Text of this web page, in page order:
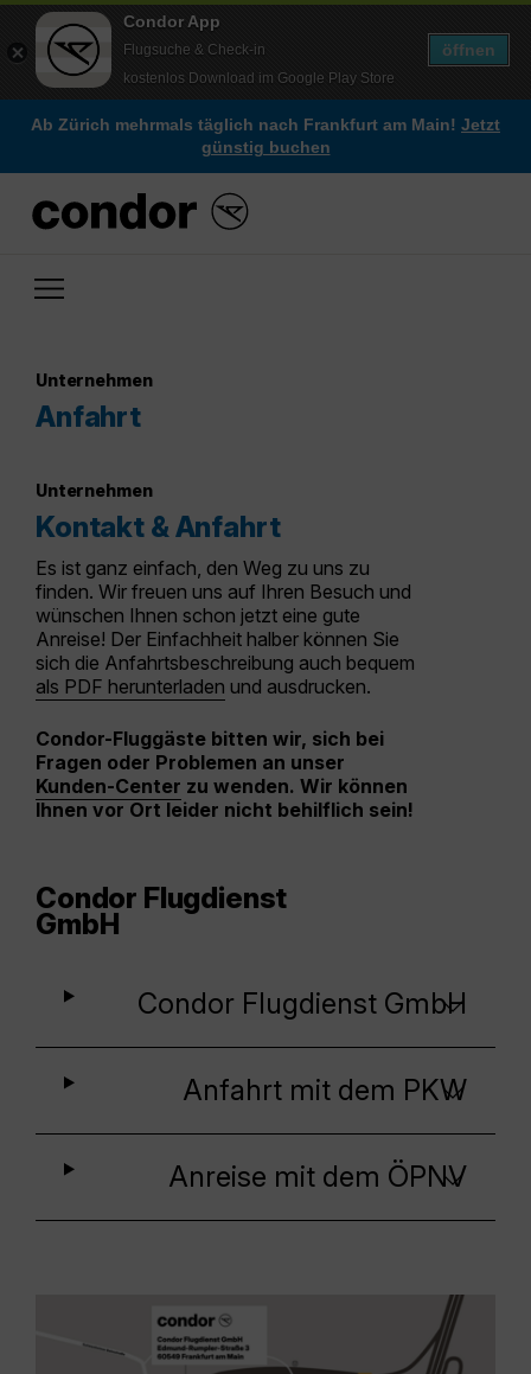
Condor App
Flugsuche & Check-in
kostenlos Download im Google Play Store
öffnen
Ab Zürich mehrmals täglich nach Frankfurt am Main! Jetzt
günstig buchen
Unternehmen
Anfahrt
Unternehmen
Kontakt & Anfahrt
Es ist ganz einfach, den Weg zu uns zu
finden. Wir freuen uns auf Ihren Besuch und
wünschen Ihnen schon jetzt eine gute
Anreise! Der Einfachheit halber können Sie
sich die Anfahrtsbeschreibung auch bequem
als PDF herunterladen und ausdrucken.
Condor-Fluggäste bitten wir, sich bei
Fragen oder Problemen an unser
Kunden-Center zu wenden. Wir können
Ihnen vor Ort leider nicht behilflich sein!
Condor Flugdienst
GmbH
Condor Flugdienst GmbH
Anfahrt mit dem PKW
Anreise mit dem ÖPNV